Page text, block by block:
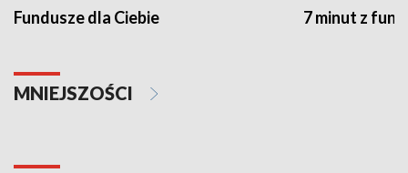
Fundusze dla Ciebie 7 minut z
MNIEJSZOŚCI